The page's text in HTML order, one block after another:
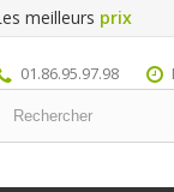
meilleurs prix
01.86.95.97.98